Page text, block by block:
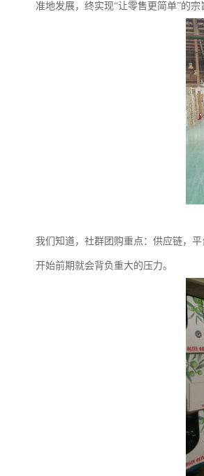
准地发展，终实现“让零售更简单”的宗
我们知道，社群团购重点：供应链，
开始前期就会背负重大的压力。